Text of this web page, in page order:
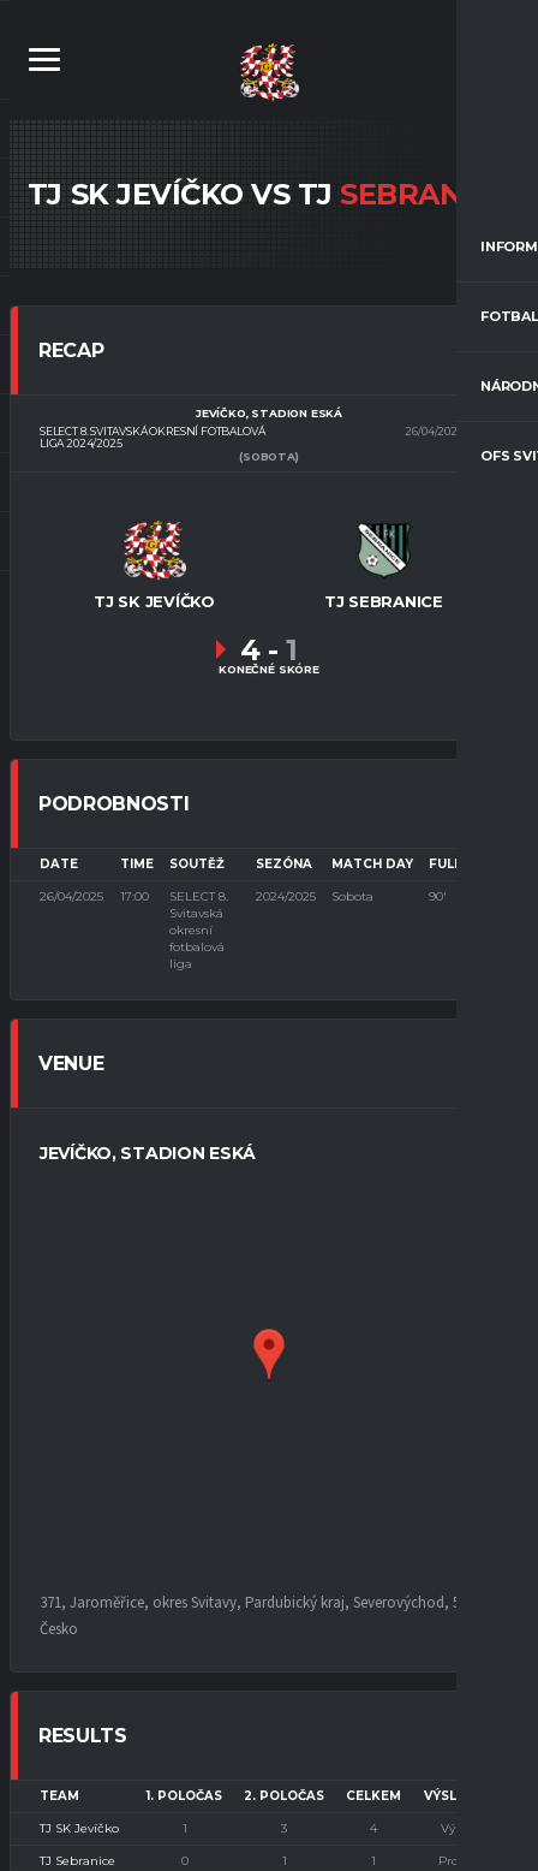
OFS
TJ SK JEVÍČKO VS TJ SEBRANICE
RECAP
SELECT 8. SVITAVSKÁ OKRESNÍ FOTBALOVÁ
LIGA 2024/2025
JEVÍČKO, STADION ESKÁ
26/04/2025
(SOBOTA)
TJ SK JEVÍČKO TJ SEBRANICE
4 - 1
KONEČNÉ SKÓRE
PODROBNOSTI
DATE TIME SOUTĚŽ SEZÓNA MATCH DAY FULL TIME
26/04/2025 17:00
SELECT 8.
Svitavská
okresní
fotbalová
liga
2024/2025 Sobota 90'
VENUE
JEVÍČKO, STADION ESKÁ
371, Jaroměřice, okres Svitavy, Pardubický kraj, Severovýchod, 569 44,
Česko
RESULTS
TEAM 1. POLOČAS 2. POLOČAS CELKEM VÝSLEDEK
TJ SK Jevíčko 1 3 4 Výhra
TJ Sebranice 0 1 1 Prohra